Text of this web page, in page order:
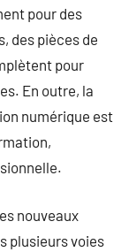
pour des
des pièces de
pour
En outre, la
numérique est
nouveaux
plusieurs voies